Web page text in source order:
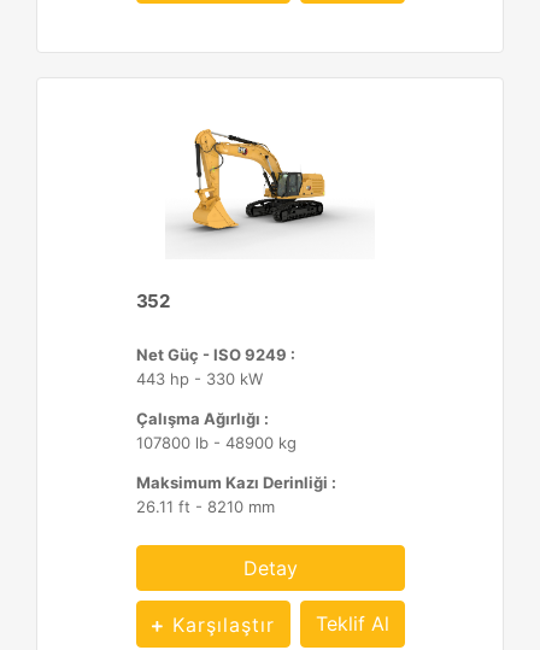
352
Net Güç - ISO 9249 :
443 hp - 330 kW
Çalışma Ağırlığı :
107800 lb - 48900 kg
Maksimum Kazı Derinliği :
26.11 ft - 8210 mm
Detay
Karşılaştır Teklif Al